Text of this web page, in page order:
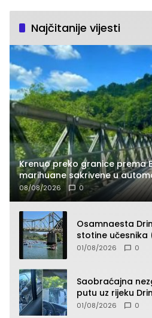
Najčitanije vijesti
Krenuo preko granice prema
marihuane sakrivene u
08/08/2026 0
Osamnaesta
stotine učesnika
01/08/2026 0
Saobraćajna
putu uz rijeku
lica (FOTO)
01/08/2026 0